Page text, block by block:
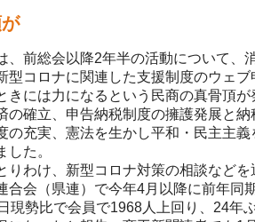
前総会以降2年半の活動について、
型コロナに関連した支援制度のウェブ
きには力になるという民商の真骨頂が
の確立、申告納税制度の擁護発展と納
の充実、憲法を生かし平和・民主主
した。
わけ、新型コロナ対策の相談などを
合会（県連）で今年4月以降に前年同
現勢比で会員で1968人上回り、24年